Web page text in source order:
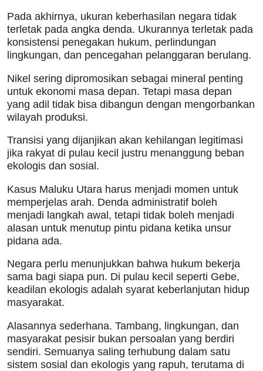
Pada akhirnya, ukuran keberhasilan negara tidak
terletak pada angka denda. Ukurannya terletak pada
konsistensi penegakan hukum, perlindungan
lingkungan, dan pencegahan pelanggaran berulang.
Nikel sering dipromosikan sebagai mineral penting
untuk ekonomi masa depan. Tetapi masa depan
yang adil tidak bisa dibangun dengan mengorbankan
wilayah produksi.
Transisi yang dijanjikan akan kehilangan legitimasi
jika rakyat di pulau kecil justru menanggung beban
ekologis dan sosial.
Kasus Maluku Utara harus menjadi momen untuk
memperjelas arah. Denda administratif boleh
menjadi langkah awal, tetapi tidak boleh menjadi
alasan untuk menutup pintu pidana ketika unsur
pidana ada.
Negara perlu menunjukkan bahwa hukum bekerja
sama bagi siapa pun. Di pulau kecil seperti Gebe,
keadilan ekologis adalah syarat keberlanjutan hidup
masyarakat.
Alasannya sederhana. Tambang, lingkungan, dan
masyarakat pesisir bukan persoalan yang berdiri
sendiri. Semuanya saling terhubung dalam satu
sistem sosial dan ekologis yang rapuh, terutama di